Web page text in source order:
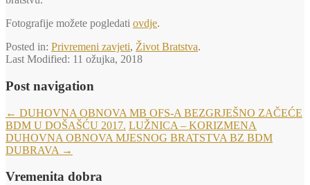
Fotografije možete pogledati ovdje.
Posted in: Privremeni zavjeti, Život Bratstva.
Last Modified: 11 ožujka, 2018
Post navigation
← DUHOVNA OBNOVA MB OFS-A BEZGRJEŠNO ZAČEĆE
BDM U DOŠAŠĆU 2017. LUŽNICA – KORIZMENA
DUHOVNA OBNOVA MJESNOG BRATSTVA BZ BDM
DUBRAVA →
Vremenita dobra